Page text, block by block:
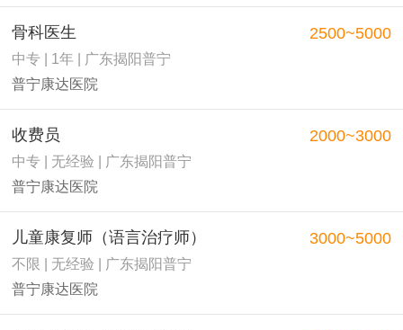
骨科医生
中专 | 1年 | 广东揭阳普宁
普宁康达医院
2500~5000
收费员
中专 | 无经验 | 广东揭阳普宁
普宁康达医院
2000~3000
儿童康复师（语言治疗师）
不限 | 无经验 | 广东揭阳普宁
普宁康达医院
3000~5000